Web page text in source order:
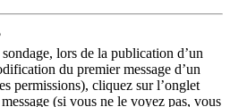
lors de la publication d’un
du premier message d’un
permissions), cliquez sur l’onglet
(si vous ne le voyez pas, vous